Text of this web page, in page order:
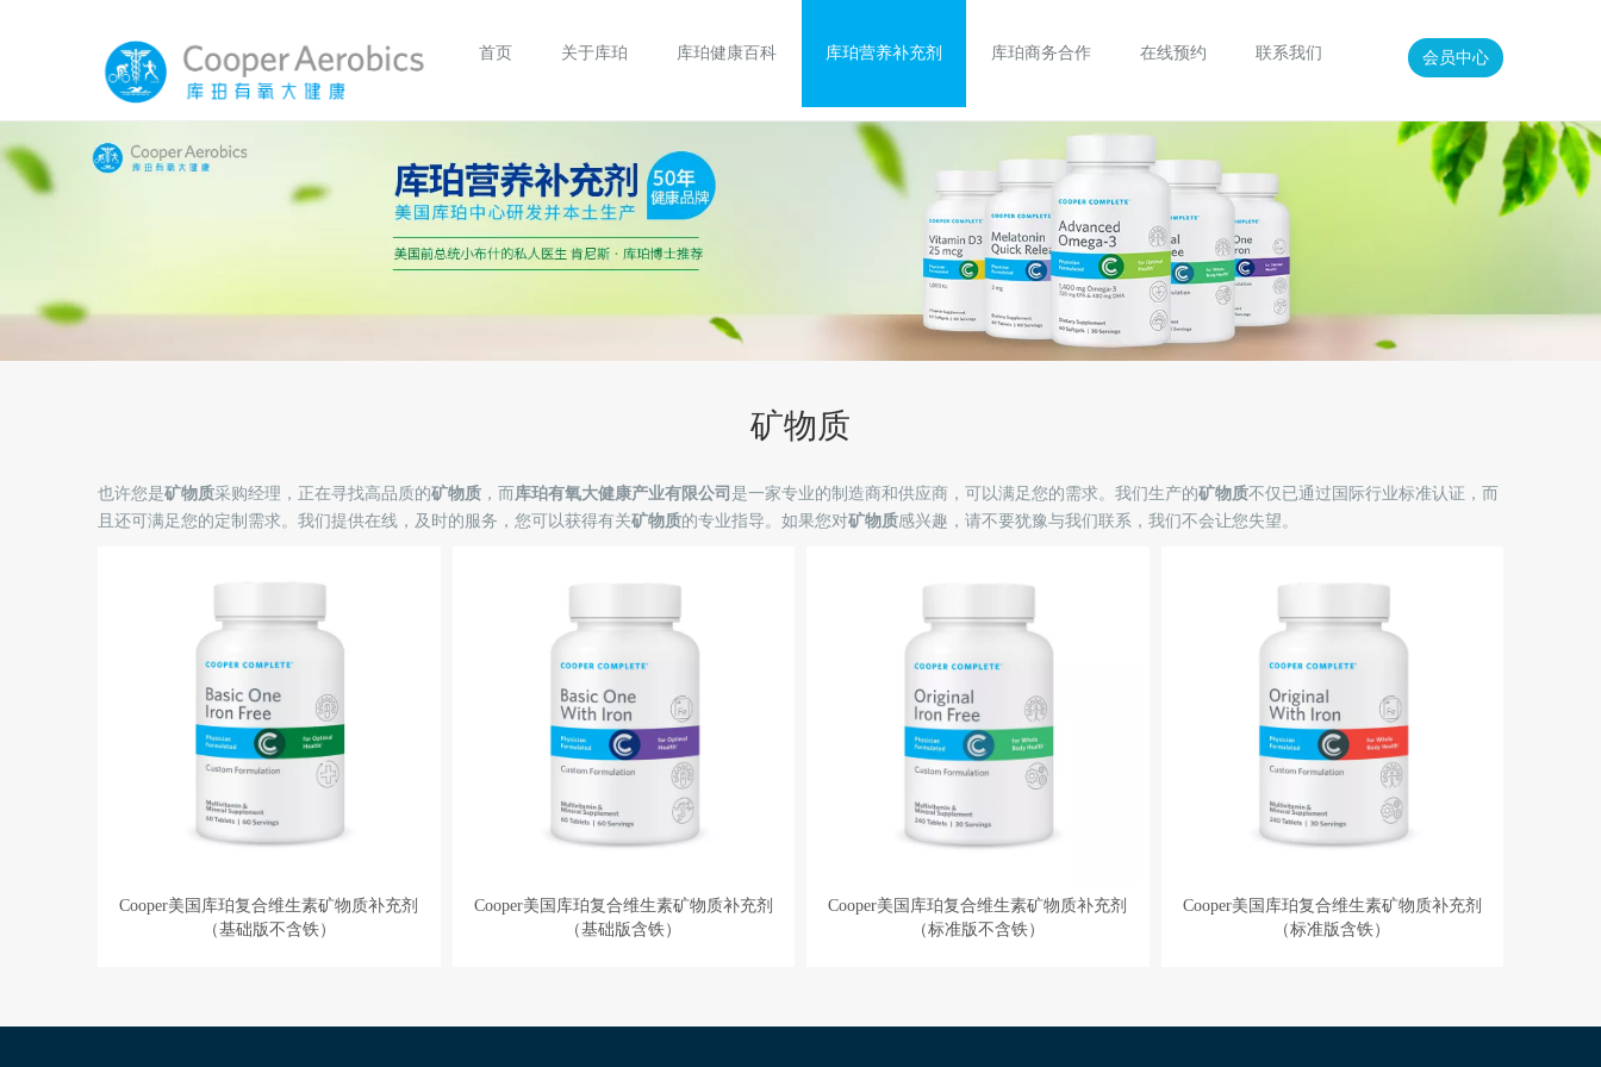
首页 关于库珀 库珀健康百科 库珀营养补充剂 库珀商务合作 在线预约 联系我们 会员中心
矿物质
也许您是矿物质采购经理，正在寻找高品质的矿物质 ，而 库珀有氧大健康产业有限公司 是一家专业的制造商和供应商，可以满足您的需求。我们生产的矿物质不仅已通过国际行业标准认证，而
且还可满足您的定制需求。我们提供在线，及时的服务，您可以获得有关矿物质的专业指导。如果您对矿物质感兴趣，请不要犹豫与我们联系，我们不会让您失望。
Cooper美国库珀复合维生素矿物质补充剂
（基础版不含铁）
Cooper美国库珀复合维生素矿物质补充剂
（基础版含铁）
Cooper美国库珀复合维生素矿物质补充剂
（标准版不含铁）
Cooper美国库珀复合维生素矿物质补充剂
（标准版含铁）